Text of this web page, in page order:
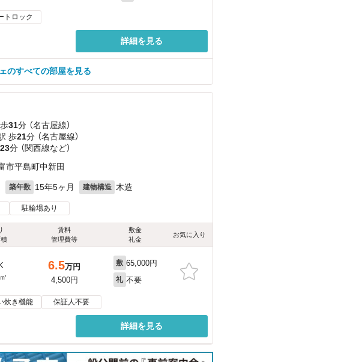
トロック
詳細を見る
のすべての部屋を見る
31分 （名古屋線）
歩21分 （名古屋線）
23分 （関西線など）
市平島町中新田
築年数 15年5ヶ月 建物構造 木造
駐輪場あり
賃料
管理費等
敷金
礼金
お気に入り
6.5万円
4,500円
敷 65,000円
礼 不要
炊き機能 保証人不要
詳細を見る